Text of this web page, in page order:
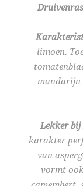
Druivenras
limoen.
mandarijn
Lekker bij
karakter
van
vormt